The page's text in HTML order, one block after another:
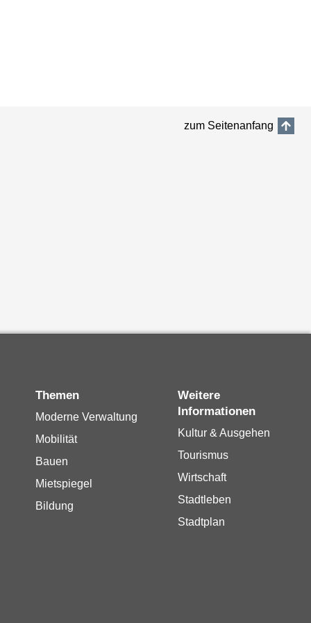
zum Seitenanfang
Themen
Moderne Verwaltung
Mobilität
Bauen
Mietspiegel
Bildung
Weitere
Informationen
Kultur & Ausgehen
Tourismus
Wirtschaft
Stadtleben
Stadtplan